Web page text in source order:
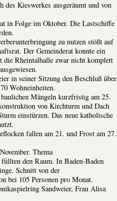
Kieswerkes ausgeräumt und von
in Folge im Oktober. Die Lastschiffe
zu nutzen stößt auf
Der Gemeinderat konnte ein
die Rheintalhalle zwar nicht komplett
in seiner Sitzung den Beschluß über
Wohneinheiten.
Mängeln kurzfristig am 25.
von Kirchturm und Dach
einstürzen. Das neue katholische
fallen am 21. und Frost am 27.
Thema
den Raum. In Baden-Baden
Schnitt von der
bei 105 Personen pro Monat.
Sandweier, Frau Alisa